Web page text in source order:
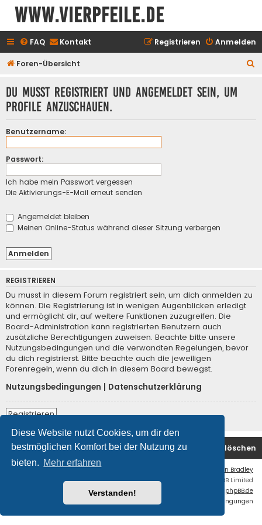
Diese Website nutzt Cookies, um dir den
bestmöglichen Komfort bei der Nutzung zu
bieten. Mehr erfahren
Verstanden!
www.vierpfeile.de
FAQ Kontakt Anmelden
Registrieren
Foren-Übersicht
Du musst registriert und angemeldet sein, um
Profile anzuschauen.
Benutzername:
Passwort:
Ich habe mein Passwort vergessen
Die Aktivierungs-E-Mail erneut senden
Angemeldet bleiben
Meinen Online-Status während dieser Sitzung verbergen
REGISTRIEREN
Du musst in diesem Forum registriert sein, um dich anmelden zu
können. Die Registrierung ist in wenigen Augenblicken erledigt
und ermöglicht dir, auf weitere Funktionen zuzugreifen. Die
Board-Administration kann registrierten Benutzern auch
zusätzliche Berechtigungen zuweisen. Beachte bitte unsere
Nutzungsbedingungen und die verwandten Regelungen, bevor
du dich registrierst. Bitte beachte auch die jeweiligen
Forenregeln, wenn du dich in diesem Board bewegst.
Nutzungsbedingungen
Datenschutzerklärung
Registrieren
Foren-Übersicht Alle Cookies löschen
Kontakt
Ian Bradley
Powered byphpBB® Forum Software © phpBB Limited
Deutsche Übersetzung durch phpBB.de
Datenschutz
Nutzungsbedingungen